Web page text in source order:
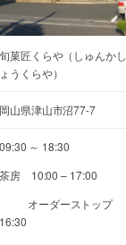
旬菓匠くらや（しゅんかし
ょうくらや）
岡山県津山市沼77-7
09:30 ～ 18:30
茶房 10:00 – 17:00
オーダーストップ
16:30